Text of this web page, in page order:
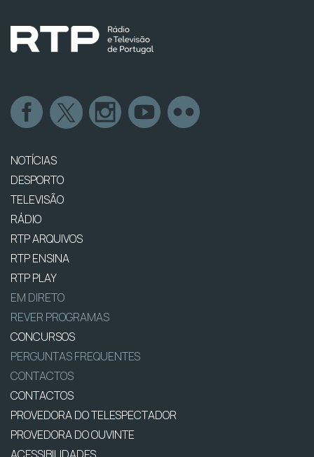
NOTÍCIAS
DESPORTO
TELEVISÃO
RÁDIO
RTP ARQUIVOS
RTP ENSINA
RTP PLAY
EM DIRETO
REVER PROGRAMAS
CONCURSOS
PERGUNTAS FREQUENTES
CONTACTOS
CONTACTOS
PROVEDORA DO TELESPECTADOR
PROVEDORA DO OUVINTE